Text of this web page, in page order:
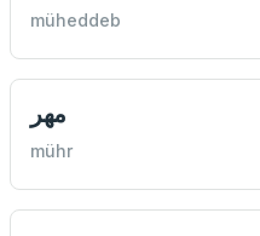
müheddeb
مهر
mühr